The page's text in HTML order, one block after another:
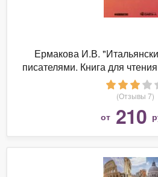
Ермакова И.В.
писателями. Книга для
изд., испр. L'italiano
(Отзывы 7)
от 210